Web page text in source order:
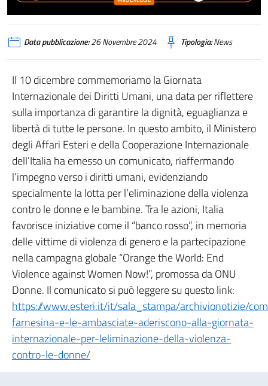
Data pubblicazione:26 Novembre 2024 Tipologia:News
Il 10 dicembre commemoriamo la Giornata
Internazionale dei Diritti Umani, una data per riflettere
sulla importanza di garantire la dignità, eguaglianza e
libertà di tutte le persone. In questo ambito, il Ministero
degli Affari Esteri e della Cooperazione Internazionale
dell’Italia ha emesso un comunicato, riaffermando
l’impegno verso i diritti umani, evidenziando
specialmente la lotta per l’eliminazione della violenza
contro le donne e le bambine. Tra le azioni, Italia
favorisce iniziative come il “banco rosso”, in memoria
delle vittime di violenza di genero e la partecipazione
nella campagna globale “Orange the World: End
Violence against Women Now!”, promossa da ONU
Donne. Il comunicato si può leggere su questo link:
https://www.esteri.it/it/sala_stampa/archivionotizie/
farnesina-e-le-ambasciate-aderiscono-alla-giornata-
internazionale-per-leliminazione-della-violenza-
contro-le-donne/